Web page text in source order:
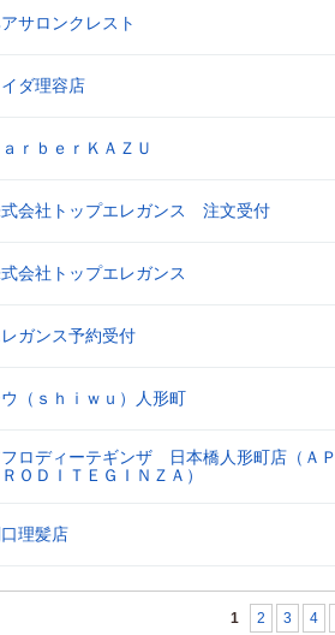
サロンクレスト
ダ理容店
ａｒｂｅｒＫＡＺＵ
会社トップエレガンス 注文受付
会社トップエレガンス
ガンス予約受付
（ｓｈｉｗｕ）人形町
ロディーテギンザ 日本橋人形町店（ＡＰ
ＲＯＤＩＴＥＧＩＮＺＡ）
理髪店
1 2 3 4